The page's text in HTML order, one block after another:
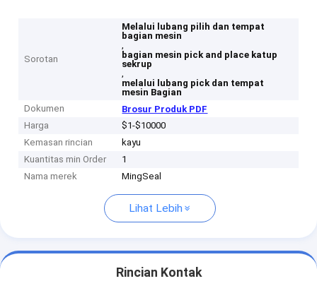
Sorotan
Melalui lubang pilih dan tempat
bagian mesin
,
bagian mesin pick and place katup
sekrup
,
melalui lubang pick dan tempat
mesin Bagian
Dokumen
Brosur Produk PDF
Harga
$1-$10000
Kemasan rincian
kayu
Kuantitas min Order
1
Nama merek
MingSeal
Lihat Lebih
Rincian Kontak